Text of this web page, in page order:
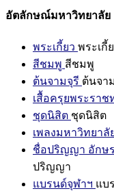
อัตลักษณ์มหาวิทยาลัย
พระเกี้ยว พระเกี้
สีชมพู สีชมพู
ต้นจามจุรี ต้นจา
เสื้อครุยพระราช
ชุดนิสิต ชุดนิสิต
เพลงมหาวิทยาลั
ชื่อปริญญา อักษ
ปริญญา
แบรนด์จุฬาฯ แบ